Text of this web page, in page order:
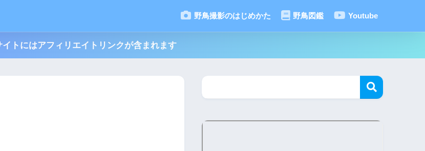
野鳥撮影のはじめかた 野鳥図鑑 Youtube
イトにはアフィリエイトリンクが含まれます